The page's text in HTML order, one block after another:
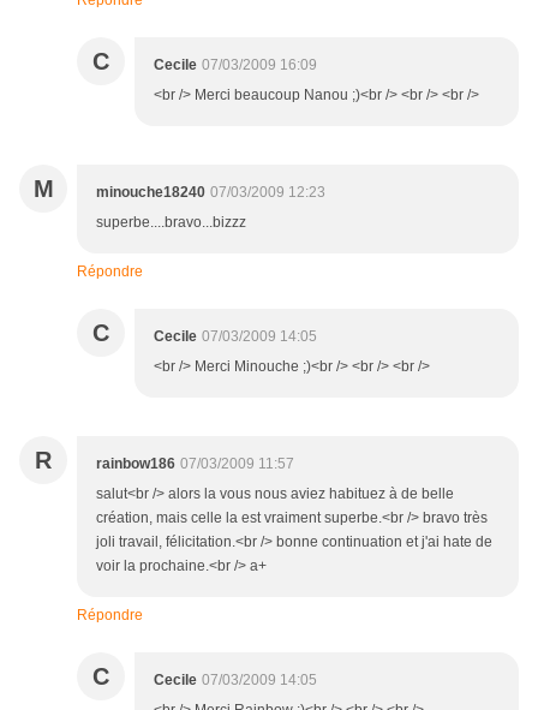
C Cecile 07/03/2009 16:09
<br /> Merci beaucoup Nanou ;)<br /> <br /> <br />
M minouche18240 07/03/2009 12:23
superbe....bravo...bizzz
Répondre
C Cecile 07/03/2009 14:05
<br /> Merci Minouche ;)<br /> <br /> <br />
R rainbow186 07/03/2009 11:57
salut<br /> alors la vous nous aviez habituez à de belle
création, mais celle la est vraiment superbe.<br /> bravo très
joli travail, félicitation.<br /> bonne continuation et j'ai hate de
voir la prochaine.<br /> a+
Répondre
C Cecile 07/03/2009 14:05